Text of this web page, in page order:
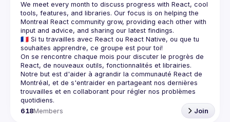
We meet every month to discuss progress with React, cool
tools, features, and libraries. Our focus is on helping the
Montreal React community grow, providing each other with
🇫🇷 Si tu travailles avec React ou React Native, ou que tu
On se rencontre chaque mois pour discuter le progrès de
React, de nouveaux outils, fonctionnalités et librairies.
Notre but est d'aider à agrandir la communauté React de
Montréal, et de s'entraider en partageant nos dernières
trouvailles et en collaborant pour régler nos problèmes
618Members Join